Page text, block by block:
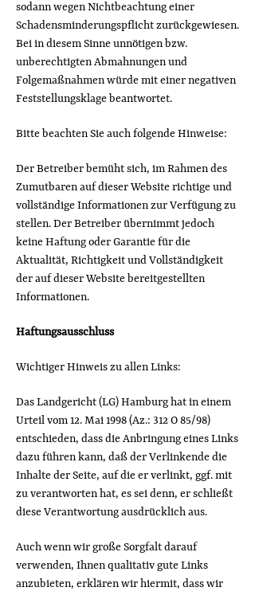
sodann wegen Nichtbeachtung einer
Schadensminderungspflicht zurückgewiesen.
Bei in diesem Sinne unnötigen bzw.
unberechtigten Abmahnungen und
Folgemaßnahmen würde mit einer negativen
Feststellungsklage beantwortet.
Bitte beachten Sie auch folgende Hinweise:
Der Betreiber bemüht sich, im Rahmen des
Zumutbaren auf dieser Website richtige und
vollständige Informationen zur Verfügung zu
stellen. Der Betreiber übernimmt jedoch
keine Haftung oder Garantie für die
Aktualität, Richtigkeit und Vollständigkeit
der auf dieser Website bereitgestellten
Informationen.
Haftungsausschluss
Wichtiger Hinweis zu allen Links:
Das Landgericht (LG) Hamburg hat in einem
Urteil vom 12. Mai 1998 (Az.: 312 O 85/98)
entschieden, dass die Anbringung eines Links
dazu führen kann, daß der Verlinkende die
Inhalte der Seite, auf die er verlinkt, ggf. mit
zu verantworten hat, es sei denn, er schließt
diese Verantwortung ausdrücklich aus.
Auch wenn wir große Sorgfalt darauf
verwenden, Ihnen qualitativ gute Links
anzubieten, erklären wir hiermit, dass wir